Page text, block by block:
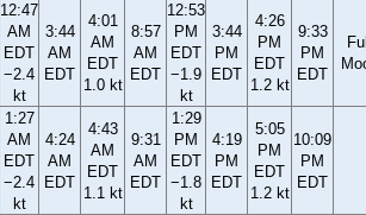
12:47
AM
EDT
−2.4
kt
3:44
AM
EDT
4:01
AM
EDT
1.0 kt
8:57
AM
EDT
12:53
PM
EDT
−1.9
kt
3:44
PM
EDT
4:26
PM
EDT
1.2 kt
9:33
PM
EDT
1:27
AM
EDT
−2.4
kt
4:24
AM
EDT
4:43
AM
EDT
1.1 kt
9:31
AM
EDT
1:29
PM
EDT
−1.8
kt
4:19
PM
EDT
5:05
PM
EDT
1.2 kt
10:09
PM
EDT